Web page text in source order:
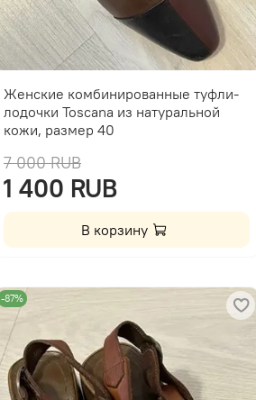
Женские комбинированные туфли-
лодочки Toscana из натуральной
кожи, размер 40
7 000 RUB
1 400 RUB
В корзину
-87%